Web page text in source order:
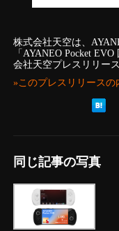
株式会社天空は、
「AYANEO Pocket
会社天空プレスリリース
»このプレスリリースの
同じ記事の写真